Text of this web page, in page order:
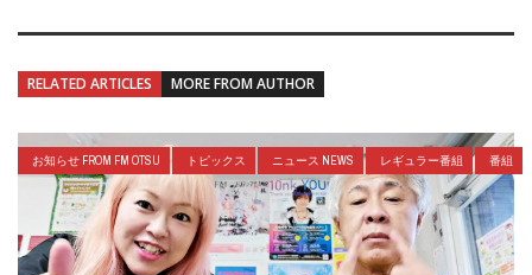
RELATED ARTICLES MORE FROM AUTHOR
お知らせ FROM FM OTSU トピックス ニュース NEWS レギュラー番組 番組